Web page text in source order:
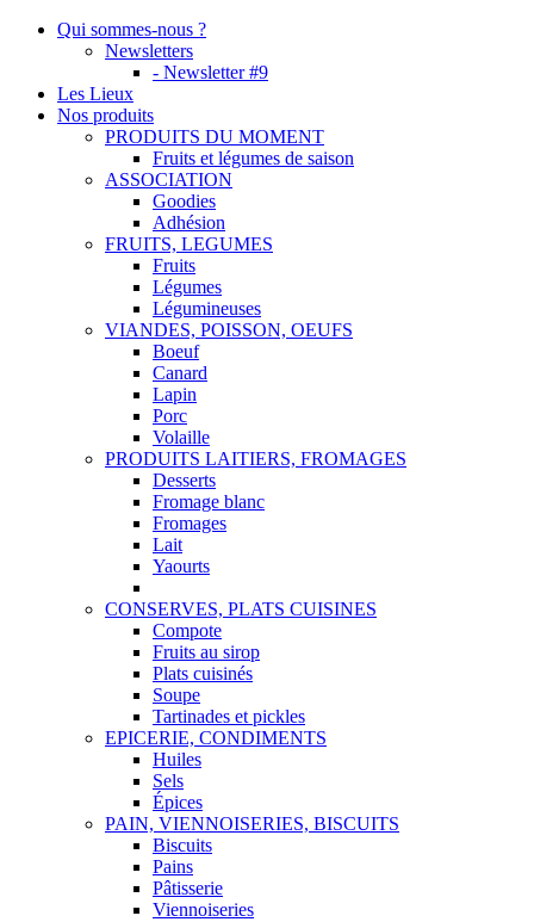
Qui sommes-nous ?
Newsletters
- Newsletter #9
Les Lieux
Nos produits
PRODUITS DU MOMENT
Fruits et légumes de saison
ASSOCIATION
Goodies
Adhésion
FRUITS, LEGUMES
Fruits
Légumes
Légumineuses
VIANDES, POISSON, OEUFS
Boeuf
Canard
Lapin
Porc
Volaille
PRODUITS LAITIERS, FROMAGES
Desserts
Fromage blanc
Fromages
Lait
Yaourts
CONSERVES, PLATS CUISINES
Compote
Fruits au sirop
Plats cuisinés
Soupe
Tartinades et pickles
EPICERIE, CONDIMENTS
Huiles
Sels
Épices
PAIN, VIENNOISERIES, BISCUITS
Biscuits
Pains
Pâtisserie
Viennoiseries